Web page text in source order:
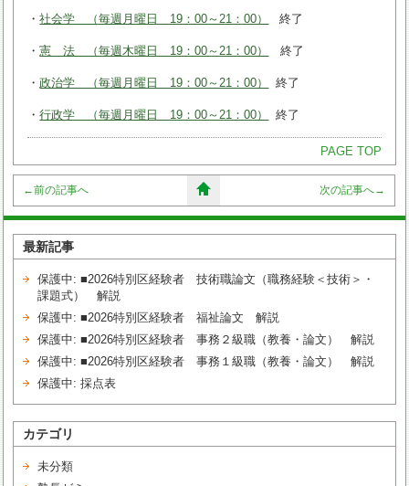
・社会学 （毎週月曜日 19：00～21：00） 終了
・憲 法 （毎週木曜日 19：00～21：00） 終了
・政治学 （毎週月曜日 19：00～21：00） 終了
・行政学 （毎週月曜日 19：00～21：00） 終了
PAGE TOP
←前の記事へ 次の記事へ→
最新記事
保護中: ■2026特別区経験者 技術職論文（職務経験＜技術＞・
課題式） 解説
保護中: ■2026特別区経験者 福祉論文 解説
保護中: ■2026特別区経験者 事務２級職（教養・論文） 解説
保護中: ■2026特別区経験者 事務１級職（教養・論文） 解説
保護中: 採点表
カテゴリ
未分類